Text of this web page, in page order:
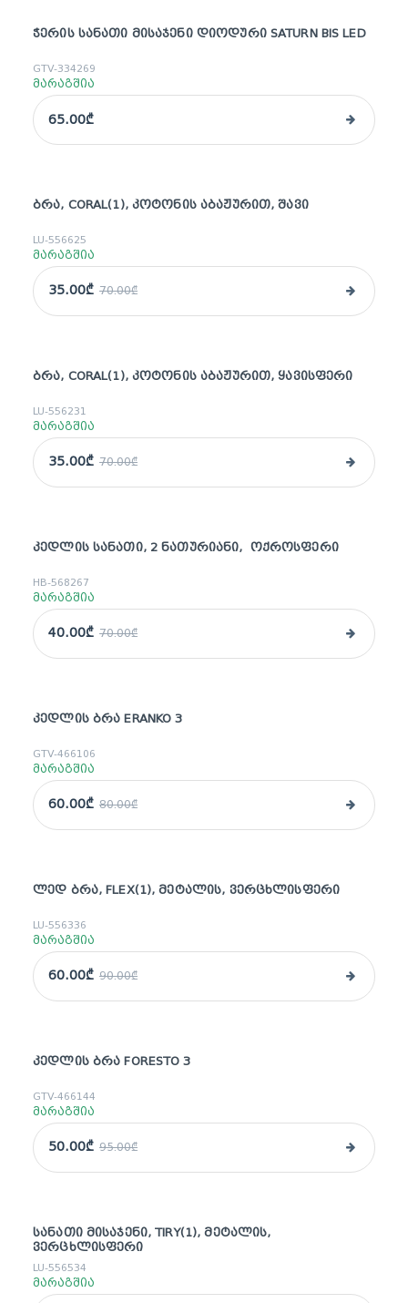
ᲭᲔᲠᲘᲡ ᲡᲐᲜᲐᲗᲘ ᲛᲘᲡᲐᲯᲔᲜᲘ ᲓᲘᲝᲓᲣᲠᲘ SATURN BIS LED
GTV-334269
მარაგშია
65.00₾
sale
ᲑᲠᲐ, CORAL(1), ᲙᲝᲢᲝᲜᲘᲡ ᲐᲑᲐᲟᲣᲠᲘᲗ, ᲨᲐᲕᲘ
LU-556625
მარაგშია
35.00₾ 70.00₾
sale
ᲑᲠᲐ, CORAL(1), ᲙᲝᲢᲝᲜᲘᲡ ᲐᲑᲐᲟᲣᲠᲘᲗ, ᲧᲐᲕᲘᲡᲤᲔᲠᲘ
LU-556231
მარაგშია
35.00₾ 70.00₾
sale
ᲙᲔᲓᲚᲘᲡ ᲡᲐᲜᲐᲗᲘ, 2 ᲜᲐᲗᲣᲠᲘᲐᲜᲘ, ᲝᲥᲠᲝᲡᲤᲔᲠᲘ
HB-568267
მარაგშია
40.00₾ 70.00₾
sale
ᲙᲔᲓᲚᲘᲡ ᲑᲠᲐ ERANKO 3
GTV-466106
მარაგშია
60.00₾ 80.00₾
sale
ᲚᲔᲓ ᲑᲠᲐ, FLEX(1), ᲛᲔᲢᲐᲚᲘᲡ, ᲕᲔᲠᲪᲮᲚᲘᲡᲤᲔᲠᲘ
LU-556336
მარაგშია
60.00₾ 90.00₾
sale
ᲙᲔᲓᲚᲘᲡ ᲑᲠᲐ FORESTO 3
GTV-466144
მარაგშია
50.00₾ 95.00₾
sale
ᲡᲐᲜᲐᲗᲘ ᲛᲘᲡᲐᲯᲔᲜᲘ, TIRY(1), ᲛᲔᲢᲐᲚᲘᲡ,
ᲕᲔᲠᲪᲮᲚᲘᲡᲤᲔᲠᲘ
LU-556534
მარაგშია